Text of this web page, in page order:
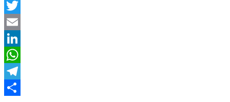
Facebook
Twitter
Email
LinkedIn
WhatsApp
Telegram